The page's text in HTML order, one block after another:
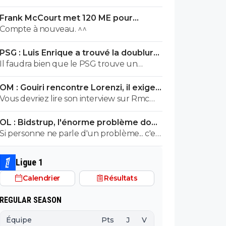
en plus
Frank McCourt met 120 ME pour
sauver l’OM !
Compte à nouveau. ^^
PSG : Luis Enrique a trouvé la doublure
d'Hakimi
Il faudra bien que le PSG trouve un
remplaçant à Achraf Hakimi... vu qu'il
risque de se retrouver en prison pour viol
durant cette saison.
OM : Gouiri rencontre Lorenzi, il exige
des explications
Vous devriez lire son interview sur Rmc
Sport, il veut rester à l'OM et n'a pas
l'intention de partir.
OL : Bidstrup, l'énorme problème dont
personne n'ose parler
Si personne ne parle d'un problème... c'est
qu'il n'y a pas de problème. ^^
Ligue 1
Calendrier Résultats
REGULAR SEASON
Équipe Pts J V